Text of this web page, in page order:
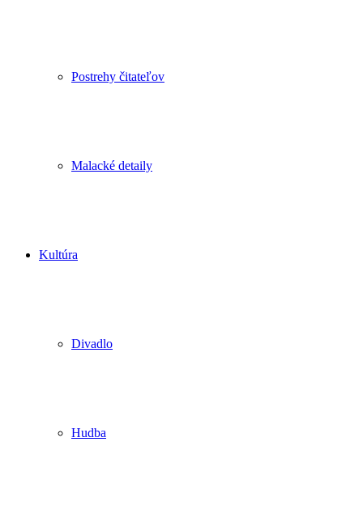
Postrehy čitateľov
Malacké detaily
Kultúra
Divadlo
Hudba